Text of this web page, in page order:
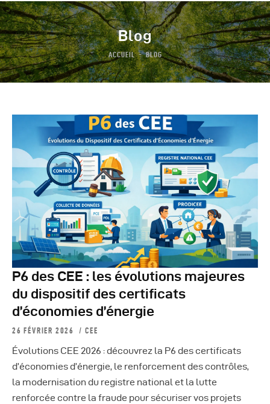
Blog
ACCUEIL BLOG
Notre Offre
Actualités
FAQ
Contact
P6 des CEE : les évolutions majeures
du dispositif des certificats
d’économies d’énergie
26 FÉVRIER 2026 CEE
Évolutions CEE 2026 : découvrez la P6 des certificats
d’économies d’énergie, le renforcement des contrôles,
la modernisation du registre national et la lutte
renforcée contre la fraude pour sécuriser vos projets